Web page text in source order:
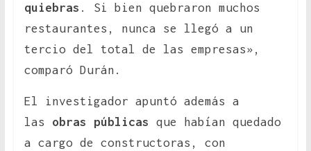
quiebras . Si bien quebraron muchos
restaurantes, nunca se llegó a un
tercio del total de las empresas»,
comparó Durán.
El investigador apuntó además a
las obras públicas que habían quedado
a cargo de constructoras, con